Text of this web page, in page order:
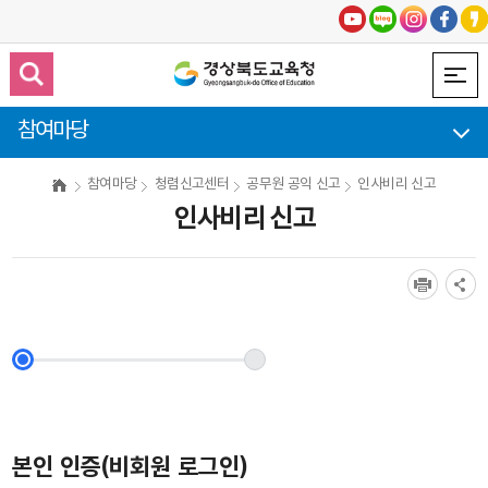
참여마당
참여마당 청렴신고센터 공무원 공익 신고 인사비리 신고
인사비리 신고